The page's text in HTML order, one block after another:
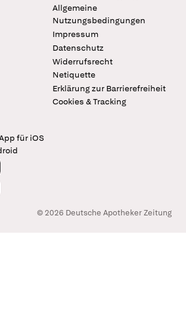
Allgemeine
Nutzungsbedingungen
Impressum
Datenschutz
Widerrufsrecht
Netiquette
Erklärung zur Barrierefreiheit
Cookies & Tracking
für iOS
© 2026 Deutsche Apotheker Zeitung